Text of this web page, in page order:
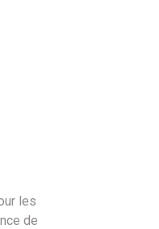
les
de